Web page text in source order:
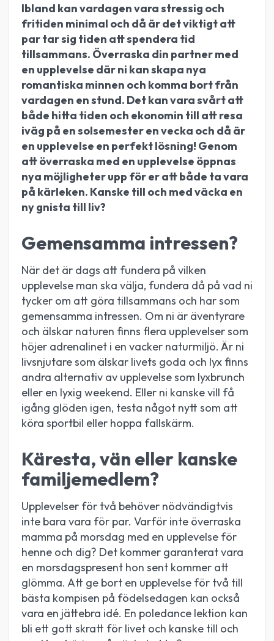
Ibland kan vardagen vara stressig och
fritiden minimal och då är det viktigt att
par tar sig tiden att spendera tid
tillsammans. Överraska din partner med
en upplevelse där ni kan skapa nya
romantiska minnen och komma bort från
vardagen en stund. Det kan vara svårt att
både hitta tiden och ekonomin till att resa
iväg på en solsemester en vecka och då är
en upplevelse en perfekt lösning! Genom
att överraska med en upplevelse öppnas
nya möjligheter upp för er att både ta vara
på kärleken. Kanske till och med väcka en
ny gnista till liv?
Gemensamma intressen?
När det är dags att fundera på vilken
upplevelse man ska välja, fundera då på vad ni
tycker om att göra tillsammans och har som
gemensamma intressen. Om ni är äventyrare
och älskar naturen finns flera upplevelser som
höjer adrenalinet i en vacker naturmiljö. Är ni
livsnjutare som älskar livets goda och lyx finns
andra alternativ av upplevelse som lyxbrunch
eller en lyxig weekend. Eller ni kanske vill få
igång glöden igen, testa något nytt som att
köra sportbil eller hoppa fallskärm.
Käresta, vän eller kanske
familjemedlem?
Upplevelser för två behöver nödvändigtvis
inte bara vara för par. Varför inte överraska
mamma på morsdag med en upplevelse för
henne och dig? Det kommer garanterat vara
en morsdagspresent hon sent kommer att
glömma. Att ge bort en upplevelse för två till
bästa kompisen på födelsedagen kan också
vara en jättebra idé. En poledance lektion kan
bli ett gott skratt för livet och kanske till och